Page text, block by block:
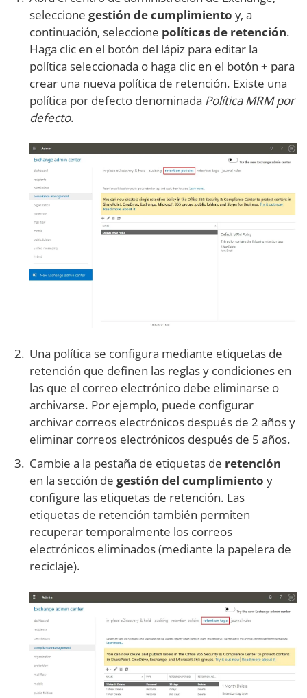
seleccione gestión de cumplimiento y, a
continuación, seleccione políticas de retención.
Haga clic en el botón del lápiz para editar la
política seleccionada o haga clic en el botón + para
crear una nueva política de retención. Existe una
política por defecto denominada Política MRM por
defecto.
Una política se configura mediante etiquetas de
retención que definen las reglas y condiciones en
las que el correo electrónico debe eliminarse o
archivarse. Por ejemplo, puede configurar
archivar correos electrónicos después de 2 años y
eliminar correos electrónicos después de 5 años.
Cambie a la pestaña de etiquetas de retención
en la sección de gestión del cumplimiento y
configure las etiquetas de retención. Las
etiquetas de retención también permiten
recuperar temporalmente los correos
electrónicos eliminados (mediante la papelera de
reciclaje).